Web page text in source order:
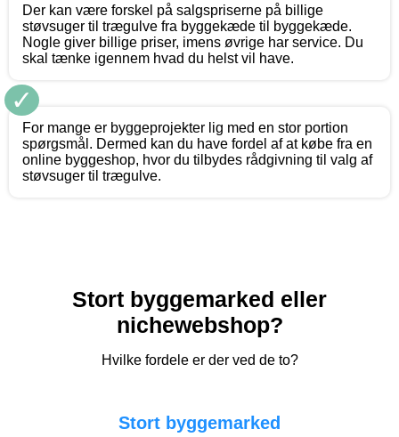
Der kan være forskel på salgspriserne på billige
støvsuger til trægulve fra byggekæde til byggekæde.
Nogle giver billige priser, imens øvrige har service. Du
skal tænke igennem hvad du helst vil have.
✓
For mange er byggeprojekter lig med en stor portion
spørgsmål. Dermed kan du have fordel af at købe fra en
online byggeshop, hvor du tilbydes rådgivning til valg af
støvsuger til trægulve.
Stort byggemarked eller
nichewebshop?
Hvilke fordele er der ved de to?
Stort byggemarked